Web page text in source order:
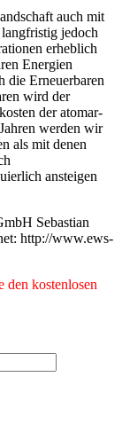
auch mit
jedoch
erheblich
Energien
die Erneuerbaren
wird der
der atomar-
werden wir
als mit denen
ansteigen
Sebastian
http://www.ews-
den kostenlosen